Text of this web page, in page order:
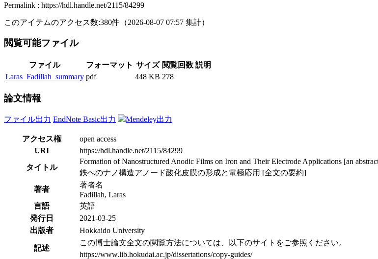
Permalink : https://hdl.handle.net/2115/84299
このアイテムのアクセス数:380件 （2026-08-07 07:57 集計）
閲覧可能ファイル
ファイル フォーマット サイズ 閲覧回数 説明
Laras_Fadillah_summary pdf 448 KB 278
論文情報
ファイル出力 EndNote Basic出力 Mendeley出力
アクセス権
open access
URI
https://hdl.handle.net/2115/84299
タイトル
Formation of Nanostructured Anodic Films on Iron and Their Electrode Applications [an
鉄へのナノ構造アノード酸化皮膜の形成と電極応用 [全文の要約]
著者
著者名
Fadillah, Laras
言語
英語
発行日
2021-03-25
出版者
Hokkaido University
記述
この博士論文全文の閲覧方法については、以下のサイトをご参照ください。
https://www.lib.hokudai.ac.jp/dissertations/copy-guides/